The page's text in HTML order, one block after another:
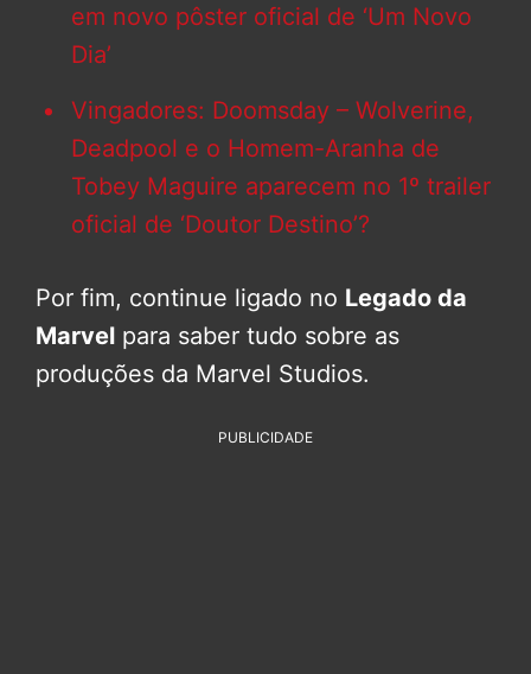
em novo pôster oficial de ‘Um Novo
Dia’
Vingadores: Doomsday – Wolverine,
Deadpool e o Homem-Aranha de
Tobey Maguire aparecem no 1º trailer
oficial de ‘Doutor Destino’?
Por fim, continue ligado no Legado da
Marvel para saber tudo sobre as
produções da Marvel Studios.
PUBLICIDADE